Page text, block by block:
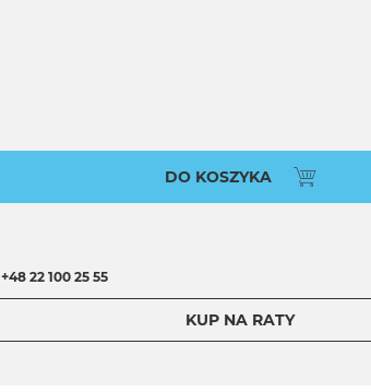
DO KOSZYKA
+48 22 100 25 55
KUP NA RATY